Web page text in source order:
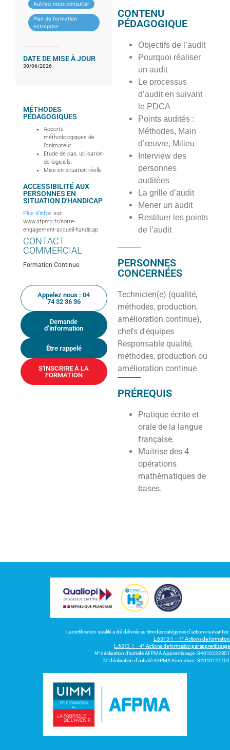
Autres: nous consulter
Plan de formation
entreprise
DATE DE MISE À JOUR
30/06/2026
MÉTHODES
PÉDAGOGIQUES
Apports
méthodologiques de
l’animateur.
Etude de cas, utilisation
de logiciels.
Mise en situation réelle
ACCESSIBILITÉ AUX
PERSONNES EN
SITUATION D'HANDICAP
Plus d’infos sur
www.afpma.fr/notre-
engagement-accueil-handicap
CONTACT
COMMERCIAL
Formation Continue.
Appelez nous : 04
74 32 36 36
Demande
d’information
Être rappelé
S'INSCRIRE À LA
FORMATION
CONTENU
PÉDAGOGIQUE
Objectifs de l’audit
Pourquoi réaliser
un audit
Le processus
d’audit en suivant
le PDCA
Points audités :
Méthodes, Main
d’œuvre, Milieu
Interview des
personnes
auditées
La grille d’audit
Mener un audit
Restituer les points
de l’audit
PERSONNES
CONCERNÉES
Technicien(e) (qualité,
méthodes, production,
amélioration continue),
chefs d'équipes
Responsable qualité,
méthodes, production ou
amélioration continue
PRÉREQUIS
Pratique écrite et
orale de la langue
française.
Maitrise des 4
opérations
mathématiques de
bases.
La certification qualité a été délivrée au titre des catégories d’actions suivantes :
L.6313-1 – 1° Actions de formation
L.6313-1 – 4° Actions de formation par apprentissage
N° déclaration d’activité AFPMA Apprentissage : 84010232801
N° déclaration d’activité AFPMA Formation : 82010121101